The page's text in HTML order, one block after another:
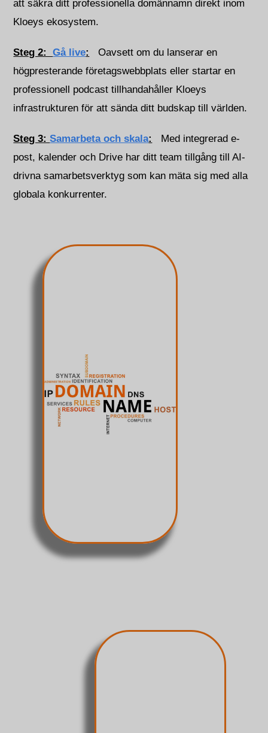
att säkra ditt professionella domännamn direkt inom
Kloeys ekosystem.
Steg 2:Gå live:
Oavsett om du lanserar en
högpresterande företagswebbplats eller startar en
professionell podcast tillhandahåller Kloeys
infrastrukturen för att sända ditt budskap till världen.
Steg 3:Samarbeta och skala:
Med integrerad e-
post, kalender och Drive har ditt team tillgång till AI-
drivna samarbetsverktyg som kan mäta sig med alla
globala konkurrenter.